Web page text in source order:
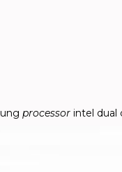
processor intel dual